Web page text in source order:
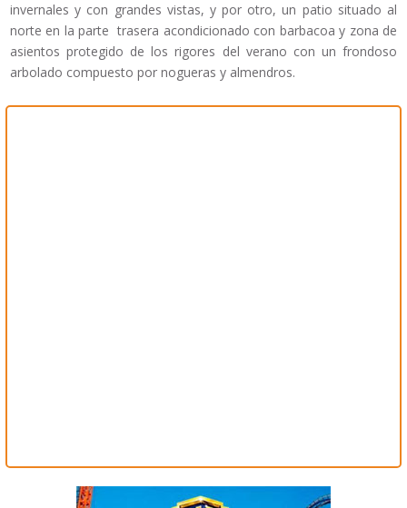
invernales y con grandes vistas, y por otro, un patio situado al
norte en la parte trasera acondicionado con barbacoa y zona de
asientos protegido de los rigores del verano con un frondoso
arbolado compuesto por nogueras y almendros.